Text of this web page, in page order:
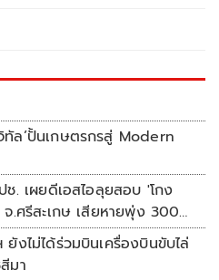
ทัล’ปั้นเกษตรกรสู่ Modern
ช. เผยดีเอสไอลุยสอบ 'โกง
.ศรีสะเกษ เสียหายพุ่ง 300
งไม่ได้ร่วมบินเครื่องบินขับไล่
มา